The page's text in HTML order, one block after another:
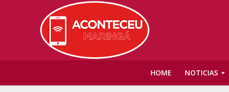
HOME NOTICIAS